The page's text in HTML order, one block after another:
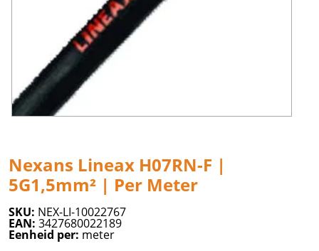
Nexans Lineax H07RN-F |
5G1,5mm² | Per Meter
SKU: NEX-LI-10022767
EAN: 3427680022189
Eenheid per: meter